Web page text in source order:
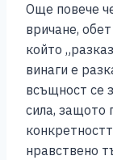
Още повече
вричане,
който
винаги е
всъщност се
сила, защото
нравствено